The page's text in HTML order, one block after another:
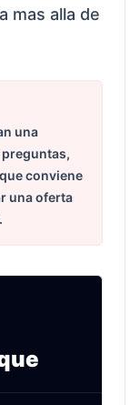
mas alla de
una
conviene
una oferta